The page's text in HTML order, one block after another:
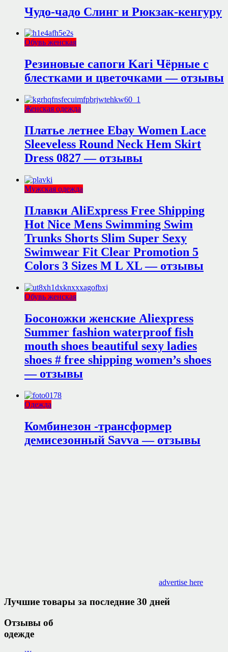
Чудо-чадо Слинг и Рюкзак-кенгуру
Обувь женская
Резиновые сапоги Kari Чёрные с
блестками и цветочками — отзывы
Женская одежда
Платье летнее Ebay Women Lace
Sleeveless Round Neck Hem Skirt
Dress 0827 — отзывы
Мужская одежда
Плавки AliExpress Free Shipping
Hot Nice Mens Swimming Swim
Trunks Shorts Slim Super Sexy
Swimwear Fit Clear Promotion 5
Colors 3 Sizes M L XL — отзывы
Обувь женская
Босоножки женские Aliexpress
Summer fashion waterproof fish
mouth shoes beautiful sexy ladies
shoes # free shipping women’s shoes
— отзывы
Одежда
Комбинезон -трансформер
демисезонный Savva — отзывы
advertise here
Лучшие товары за последние 30 дней
Отзывы об
одежде